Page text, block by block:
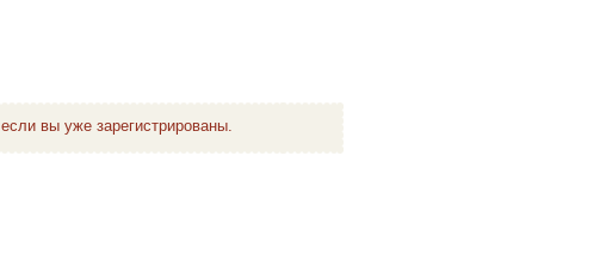
если вы уже зарегистрированы.